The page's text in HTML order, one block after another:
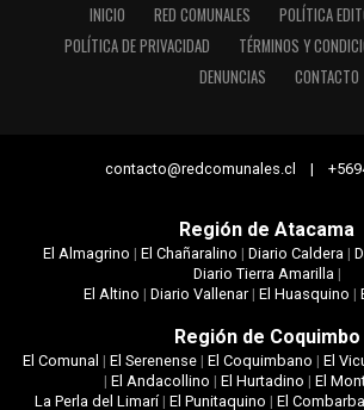
INICIO RED COMUNALES
POLÍTICA
POLÍTICA DE PRIVACIDAD
TÉRMINOS Y
DENUNCIAS
CONTACTO
contacto@redcomunales.cl |
Región de Atacama
El Almagrino | El Chañaralino | Diario Caldera|
Diario Tierra Amarilla|
El Altino | Diario Vallenar| El Huasquino |
Región de Coquimbo
El Comunal | El Serenense| El Coquimbano | El
| El Andacollino | El Hurtadino | El
La Perla del Limarí|El Punitaquino |El